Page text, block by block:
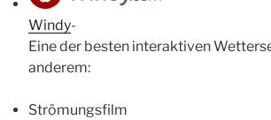
Windy-
Eine der besten interaktiven
anderem:
Strömungsfilm